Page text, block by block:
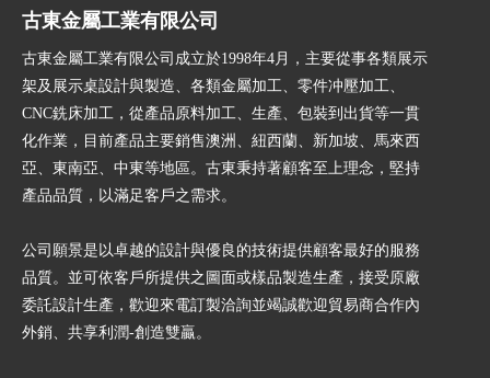
古東金屬工業有限公司
古東金屬工業有限公司成立於1998年4月，主要從事各類展示
架及展示桌設計與製造、各類金屬加工、零件冲壓加工、
CNC銑床加工，從產品原料加工、生產、包裝到出貨等一貫
化作業，目前產品主要銷售澳洲、紐西蘭、新加坡、馬來西
亞、東南亞、中東等地區。古東秉持著顧客至上理念，堅持
產品品質，以滿足客戶之需求。
公司願景是以卓越的設計與優良的技術提供顧客最好的服務
品質。並可依客戶所提供之圖面或樣品製造生產，接受原廠
委託設計生產，歡迎來電訂製洽詢並竭誠歡迎貿易商合作內
外銷、共享利潤-創造雙贏。